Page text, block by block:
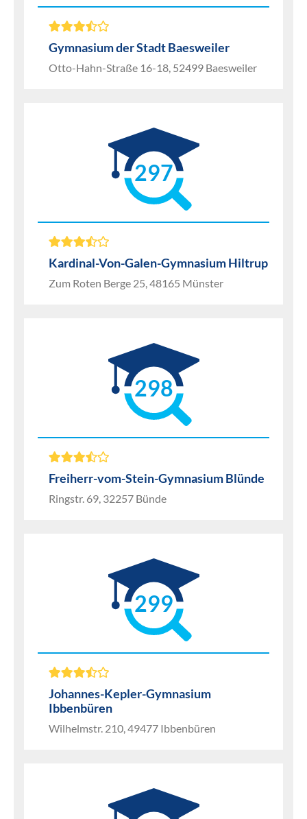
Gymnasium der Stadt Baesweiler
Otto-Hahn-Straße 16-18, 52499 Baesweiler
297
Kardinal-Von-Galen-Gymnasium Hiltrup
Zum Roten Berge 25, 48165 Münster
298
Freiherr-vom-Stein-Gymnasium Blünde
Ringstr. 69, 32257 Bünde
299
Johannes-Kepler-Gymnasium
Ibbenbüren
Wilhelmstr. 210, 49477 Ibbenbüren